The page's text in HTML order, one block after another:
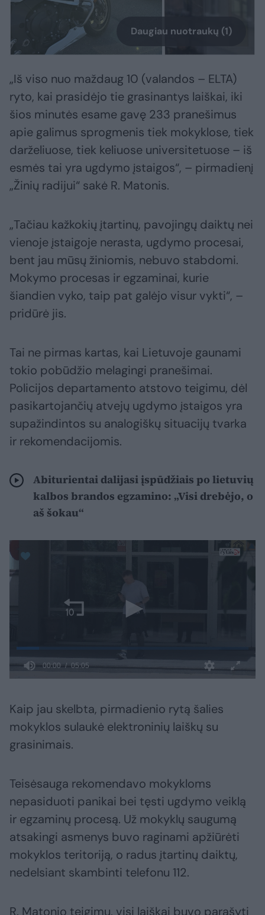
Daugiau nuotraukų (1)
„Iš viso nuo maždaug 10 (valandos – ELTA)
ryto, kai prasidėjo tie grasinantys laiškai, iki
šios minutės esame gavę 233 pranešimus
apie galimus sprogmenis tiek mokyklose, tiek
darželiuose, tiek keliuose universitetuose – iš
esmės tai yra ugdymo įstaigos“, – pirmadienį
„Žinių radijui“ sakė R. Matonis.
„Tačiau kažkokių įtartinų, pavojingų daiktų nei
vienoje įstaigoje nerasta, ugdymo procesai,
bent jau mūsų žiniomis, nebuvo stabdomi.
Mokymo procesas ir egzaminai, kurie
šiandien vyko, taip pat galėjo visur vykti“, –
pridūrė jis.
Tai ne pirmas kartas, kai Lietuvoje gaunami
tokio pobūdžio melagingi pranešimai.
Policijos departamento atstovo teigimu, dėl
pasikartojančių atvejų ugdymo įstaigos yra
supažindintos su analogiškų situacijų tvarka
ir rekomendacijomis.
Abiturientai dalijasi įspūdžiais po lietuvių
kalbos brandos egzamino: „Visi drebėjo, o
aš šokau“
Kaip jau skelbta, pirmadienio rytą šalies
mokyklos sulaukė elektroninių laiškų su
grasinimais.
Teisėsauga rekomendavo mokykloms
nepasiduoti panikai bei tęsti ugdymo veiklą
ir egzaminų procesą. Už mokyklų saugumą
atsakingi asmenys buvo raginami apžiūrėti
mokyklos teritoriją, o radus įtartinų daiktų,
nedelsiant skambinti telefonu 112.
R. Matonio teigimu, visi laiškai buvo parašyti